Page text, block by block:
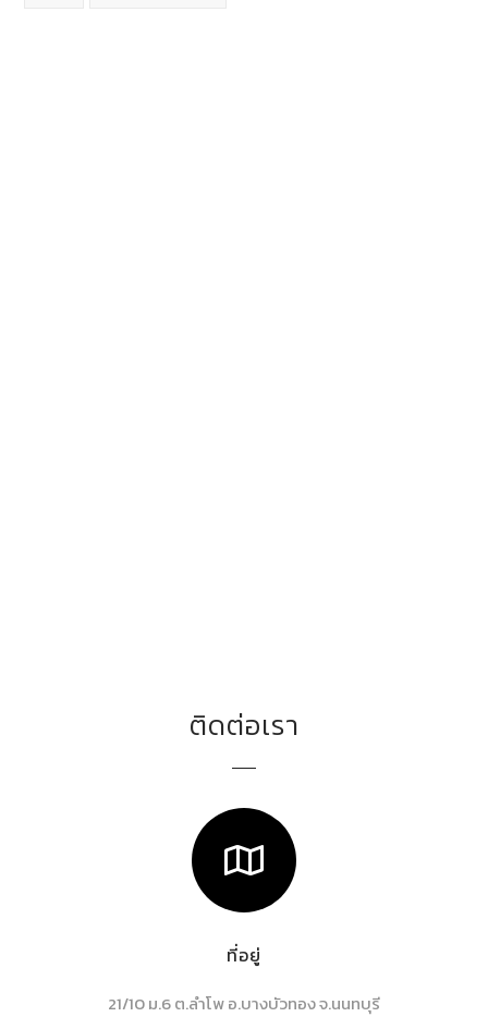
ติดต่อเรา
ที่อยู่
21/10 ม.6 ต.ลำโพ อ.บางบัวทอง จ.นนทบุรี